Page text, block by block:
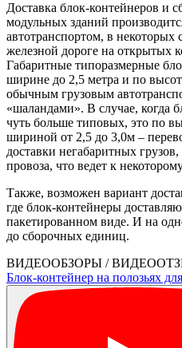
Доставка блок-контейнеров и
модульных зданий
автотранспортом, в некоторых
железной дороге на открытых
Габаритные типоразмерные
ширине до 2,5 метра и по
обычным грузовым
«шаландами». В случае, когда
чуть больше типовых, это по
шириной от 2,5 до 3,0м –
доставки негабаритных
провоза, что ведет к
Также, возможен вариант
где блок-контейнеры
пакетированном виде. И на
до сборочных единиц.
ВИДЕООБЗОРЫ /
Блок-контейнер на полозьях